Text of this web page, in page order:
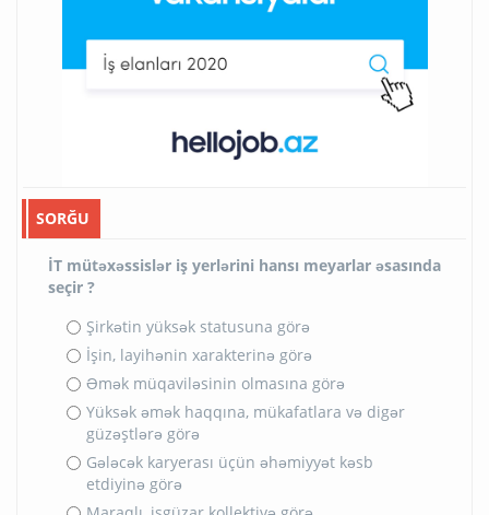
SORĞU
İT mütəxəssislər iş yerlərini hansı meyarlar əsasında
seçir ?
Şirkətin yüksək statusuna görə
İşin, layihənin xarakterinə görə
Əmək müqaviləsinin olmasına görə
Yüksək əmək haqqına, mükafatlara və digər
güzəştlərə görə
Gələcək karyerası üçün əhəmiyyət kəsb
etdiyinə görə